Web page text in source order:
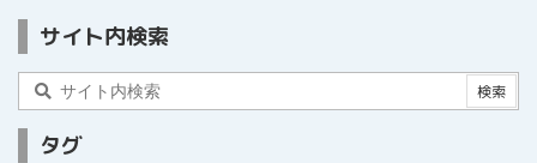
サイト内検索
タグ